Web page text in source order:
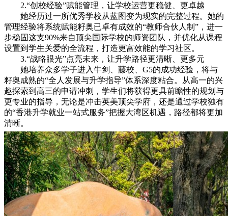
2.“创校经验”赋能管理，让学校运营更稳健、更卓越
她经历过一所优秀学校从蓝图变为现实的完整过程。她的
管理经验将系统赋能籽奥已卓有成效的“教师合伙人制”，进一
步稳固这支90%来自顶尖国际学校的师资团队，并优化从课程
设置到学生关爱的全流程，打造更富效能的学习社区。
3.“战略眼光”点亮未来，让升学路径更清晰、更多元
她培养众多学子进入牛剑、藤校、G5的成功经验，将与
籽奥成熟的“全人发展与升学指导”体系深度粘合。从高一的兴
趣探索到高三的申请冲刺，学生们将获得更具前瞻性的规划与
更专业的指导，无论是冲击英美顶尖学府，还是通过学校独有
的“香港升学就业一站式服务”把握大湾区机遇，路径都将更加
清晰。